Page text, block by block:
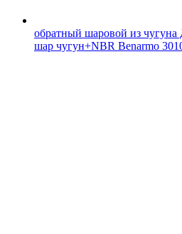
обратный шаровой из
шар чугун+NBR Benarmo